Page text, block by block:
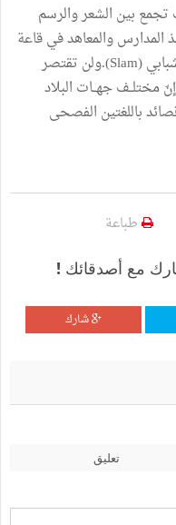
بين الشعر والرسم
والمعاهد في قاعة
مستقلّة وفضاء خاصّ بالتعبير الشعري الشبابي (Slam).ولن تقتصر
جهــات البلاد
باللغتين الفصحى
طباعة
مع أصدقائك !
شارك
تعليق